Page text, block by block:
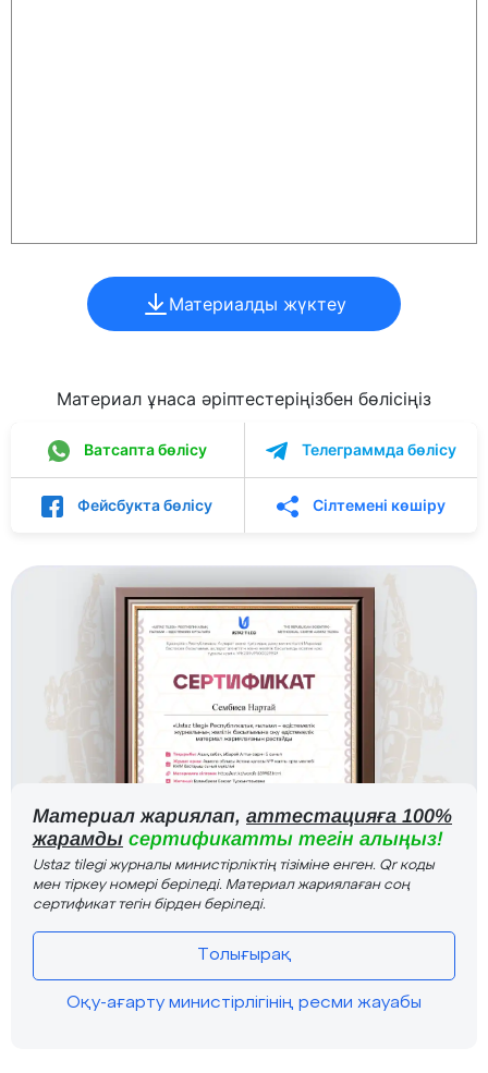
Материалды жүктеу
Материал ұнаса әріптестеріңізбен бөлісіңіз
Ватсапта бөлісу Телеграммда бөлісу
Фейсбукта бөлісу Сілтемені көшіру
Материал жариялап, аттестацияға 100%
жарамды сертификатты тегін алыңыз!
Ustaz tilegi журналы министірліктің тізіміне енген. Qr коды
мен тіркеу номері беріледі. Материал жариялаған соң
сертификат тегін бірден беріледі.
Толығырақ
Оқу-ағарту министірлігінің ресми жауабы